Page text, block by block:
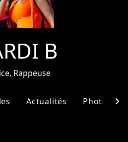
B
Rappeuse
Actualités Photos chevron_right